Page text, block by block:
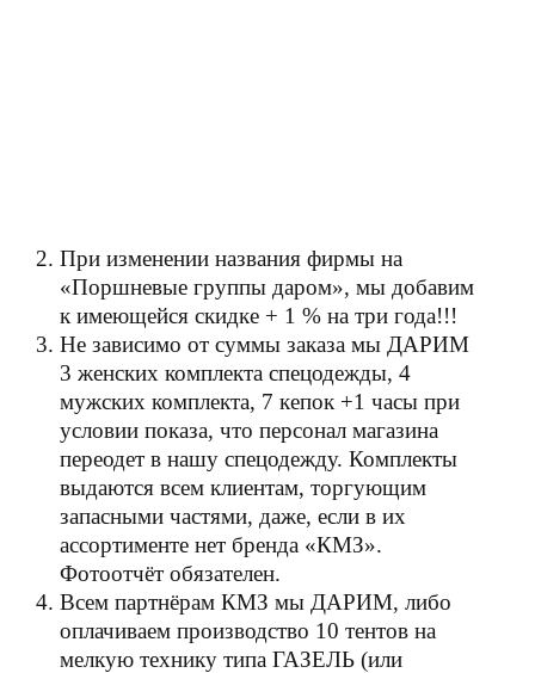
При изменении названия фирмы на
«Поршневые группы даром», мы добавим
к имеющейся скидке + 1 % на три года!!!
Не зависимо от суммы заказа мы ДАРИМ
3 женских комплекта спецодежды, 4
мужских комплекта, 7 кепок +1 часы при
условии показа, что персонал магазина
переодет в нашу спецодежду. Комплекты
выдаются всем клиентам, торгующим
запасными частями, даже, если в их
ассортименте нет бренда «КМЗ».
Фотоотчёт обязателен.
Всем партнёрам КМЗ мы ДАРИМ, либо
оплачиваем производство 10 тентов на
мелкую технику типа ГАЗЕЛЬ (или